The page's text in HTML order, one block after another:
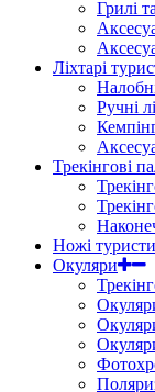
Грилі
Ліхтарі
Ручні
Трекінгові
Ножі
Окуляри